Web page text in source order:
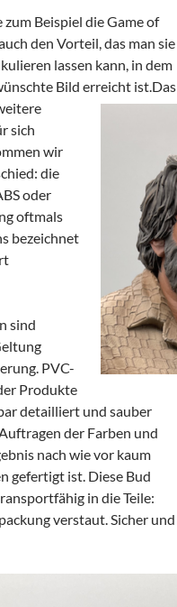
Beispiel die Game of
den Vorteil, das man sie
lassen kann, in dem
Bild erreicht ist.Das
sich
wir
die
oder
oftmals
bezeichnet
sind
PVC-
Produkte
detailliert und sauber
der Farben und
nach wie vor kaum
gefertigt ist. Diese Bud
in die Teile:
verstaut. Sicher und